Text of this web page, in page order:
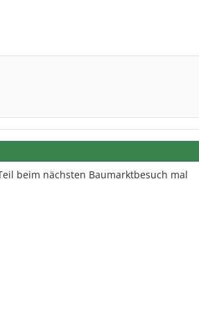
beim nächsten Baumarktbesuch mal